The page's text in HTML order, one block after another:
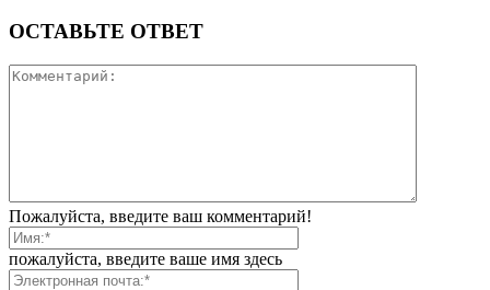
ОСТАВЬТЕ ОТВЕТ
Пожалуйста, введите ваш комментарий!
пожалуйста, введите ваше имя здесь